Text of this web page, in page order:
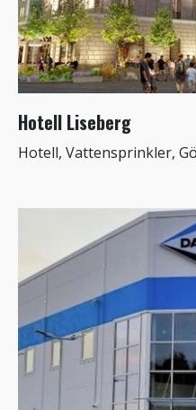
Hotell Liseberg
Hotell, Vattensprinkler,